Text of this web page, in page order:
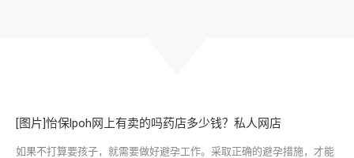
[图片]怡保lpoh网上有卖的吗药店多少钱？私人网店
如果不打算要孩子，就需要做好避孕工作。采取正确的避孕措施，才能